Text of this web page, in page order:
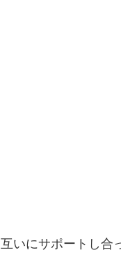
いにサポートし合